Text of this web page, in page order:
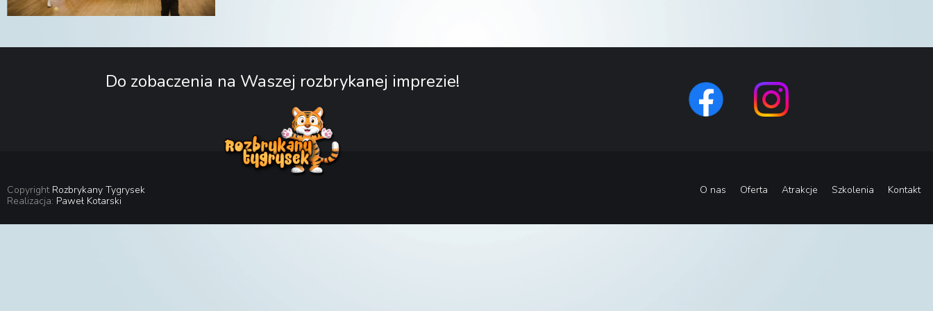
Do zobaczenia na Waszej rozbrykanej imprezie!
Copyright Rozbrykany Tygrysek
Realizacja: Paweł Kotarski
O nas Oferta Atrakcje Szkolenia Kontakt